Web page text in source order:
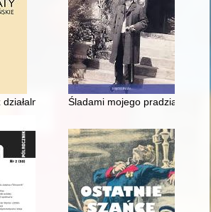
naukowo-popularyzatorskiej
Śladami mojego pradziadka